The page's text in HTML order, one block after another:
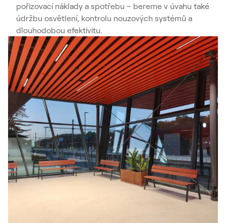
pořizovací náklady a spotřebu – bereme v úvahu také
údržbu osvětlení, kontrolu nouzových systémů a
dlouhodobou efektivitu.